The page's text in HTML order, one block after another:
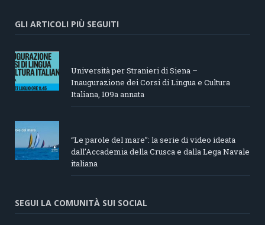
GLI ARTICOLI PIÙ SEGUITI
Università per Stranieri di Siena –
Inaugurazione dei Corsi di Lingua e Cultura
Italiana, 109a annata
“Le parole del mare”: la serie di video ideata
dall’Accademia della Crusca e dalla Lega Navale
italiana
SEGUI LA COMUNITÀ SUI SOCIAL